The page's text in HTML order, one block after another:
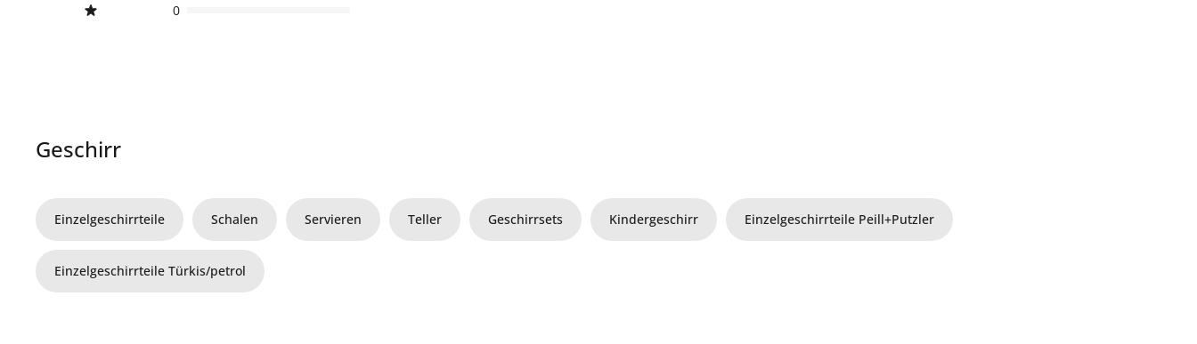
0
Geschirr
Einzelgeschirrteile Schalen Servieren Teller Geschirrsets Kindergeschirr Einzelgeschirrteile Peill+Putzler
Einzelgeschirrteile Türkis/petrol